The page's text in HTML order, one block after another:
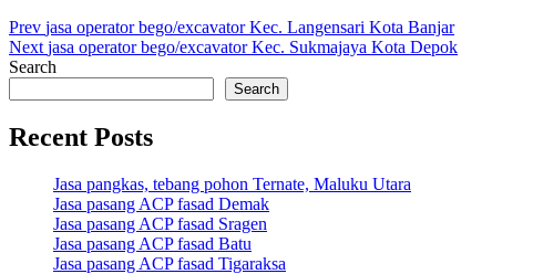
Post
navigation
Prev jasa operator bego/excavator Kec. Langensari Kota Banjar
Next jasa operator bego/excavator Kec. Sukmajaya Kota Depok
Search
Search
Recent Posts
Jasa pangkas, tebang pohon Ternate, Maluku Utara
Jasa pasang ACP fasad Demak
Jasa pasang ACP fasad Sragen
Jasa pasang ACP fasad Batu
Jasa pasang ACP fasad Tigaraksa